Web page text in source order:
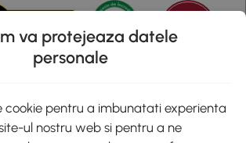
Aosom
va protejeaza datele
personale
cookie pentru a imbunatati experienta
ul nostru web si pentru a ne